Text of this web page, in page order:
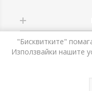
"Бисквитките"
Използвайки нашите